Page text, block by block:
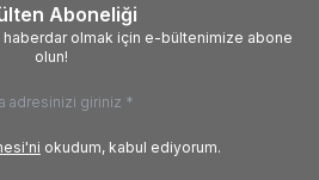
Aboneliği
olmak için e-bültenimize abone
olun!
okudum, kabul ediyorum.